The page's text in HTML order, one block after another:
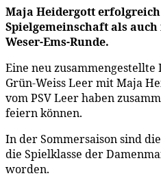
Maja Heidergott
Spielgemeinschaft als
Weser-Ems-Runde.
Eine neu zusammengestellte
Grün-Weiss Leer mit Maja
vom PSV Leer haben
feiern können.
In der Sommersaison sind
die Spielklasse der
worden.